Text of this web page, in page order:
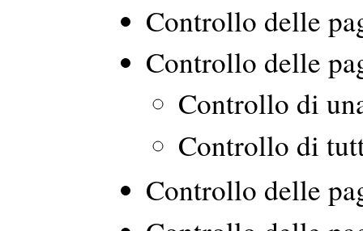
Controllo delle
Controllo delle
Controllo di
Controllo di
Controllo delle